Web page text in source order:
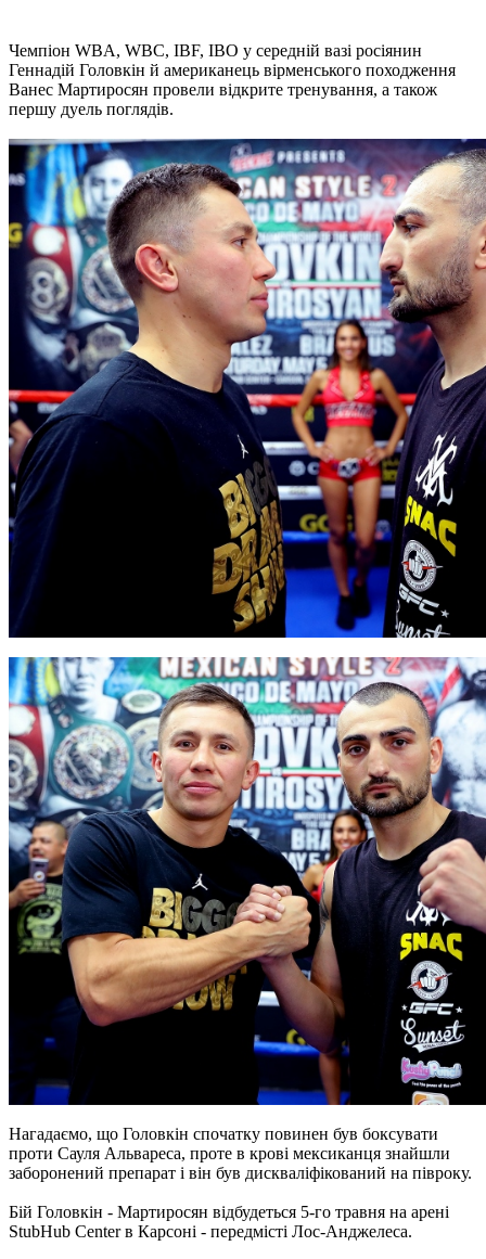
Чемпіон WBA, WBC, IBF, IBO у середній вазі росіянин
Геннадій Головкін й американець вірменського походження
Ванес Мартиросян провели відкрите тренування, а також
першу дуель поглядів.
Нагадаємо, що Головкін спочатку повинен був боксувати
проти Сауля Альвареса, проте в крові мексиканця знайшли
заборонений препарат і він був дискваліфікований на півроку.
Бій Головкін - Мартиросян відбудеться 5-го травня на арені
StubHub Center в Карсоні - передмісті Лос-Анджелеса.